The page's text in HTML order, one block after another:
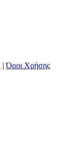
|Όροι Χρήσης